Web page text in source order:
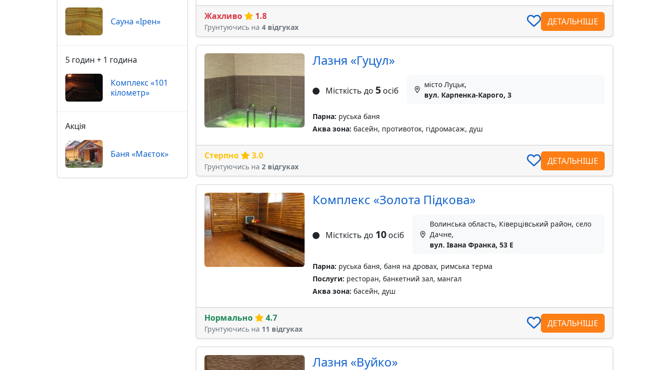
Жахливо 1.8
Грунтуючись на 4 відгуках
ДЕТАЛЬНІШЕ
Лазня «Гуцул»
Місткість до 5осіб
місто Луцьк,
вул. Карпенка-Карого, 3
Парна: руська баня
Аква зона: басейн, противоток, гідромасаж, душ
Стерпно 3.0
Грунтуючись на 2 відгуках
ДЕТАЛЬНІШЕ
Комплекс «Золота Підкова»
Місткість до 10осіб
Волинська область, Ківерцівський район, село
Дачне,
вул. Івана Франка, 53 E
Парна: руська баня, баня на дровах, римська терма
Послуги: ресторан, банкетний зал, мангал
Аква зона: басейн, душ
Нормально 4.7
Грунтуючись на 11 відгуках
ДЕТАЛЬНІШЕ
Лазня «Вуйко»
Сауна «Ірен»
5 годин + 1 година
Комплекс «101
кілометр»
Акція
Баня «Маєток»